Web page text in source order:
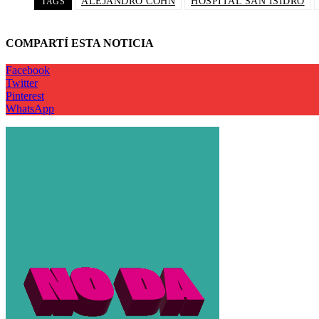
COMPARTÍ ESTA NOTICIA
Facebook
Twitter
Pinterest
WhatsApp